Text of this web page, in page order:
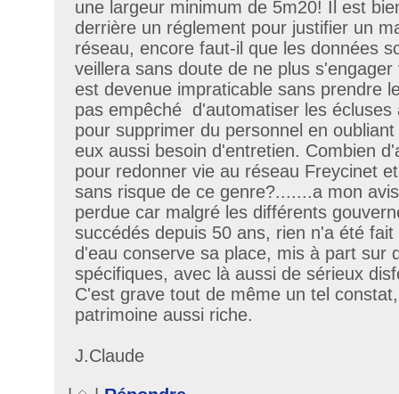
une largeur minimum de 5m20! Il est
derrière un réglement pour justifier un
réseau, encore faut-il que les données
veillera sans doute de ne plus
est devenue impraticable sans prendre
pas empêché d'automatiser les écluses
pour supprimer du personnel en
eux aussi besoin d'entretien. Combien
pour redonner vie au réseau Freycinet
sans risque de ce genre?.......a mon
perdue car malgré les différents
succédés depuis 50 ans, rien n'a été
d'eau conserve sa place, mis à part sur
spécifiques, avec là aussi de sérieux
C'est grave tout de même un tel
patrimoine aussi riche.
J.Claude